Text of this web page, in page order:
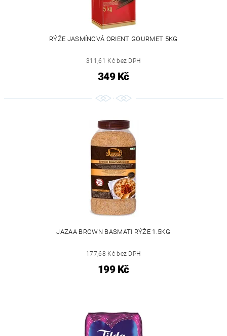
RÝŽE JASMÍNOVÁ ORIENT GOURMET 5KG
311,61 Kč bez DPH
349 Kč
JAZAA BROWN BASMATI RÝŽE 1.5KG
177,68 Kč bez DPH
199 Kč